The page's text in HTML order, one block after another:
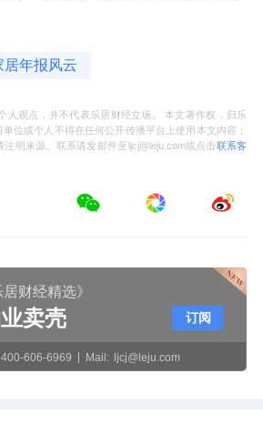
居年报风云
人观点，并不代表乐居财经立场。 本文著作权，归乐
位或个人不得在任何公开传播平台上使用本文内容；
明来源。联系请发邮件至ljcj@leju.com或点击联系客
居财经精选》
卖壳
400-606-6969 Mail: ljcj@leju.com
订阅